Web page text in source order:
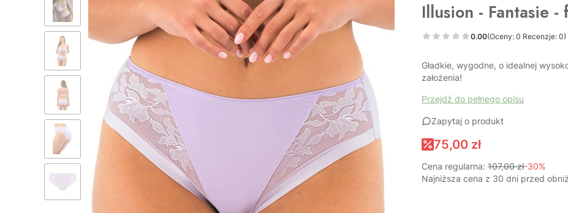
Illusion - Fantasie
0.00(Oceny: 0 Recenzje: 0)
Gładkie, wygodne, o idealnej
założenia!
Przejdź do pełnego opisu
Zapytaj o produkt
75,00 zł
Cena regularna: 107,00 zł-30%
Najniższa cena z 30 dni przed